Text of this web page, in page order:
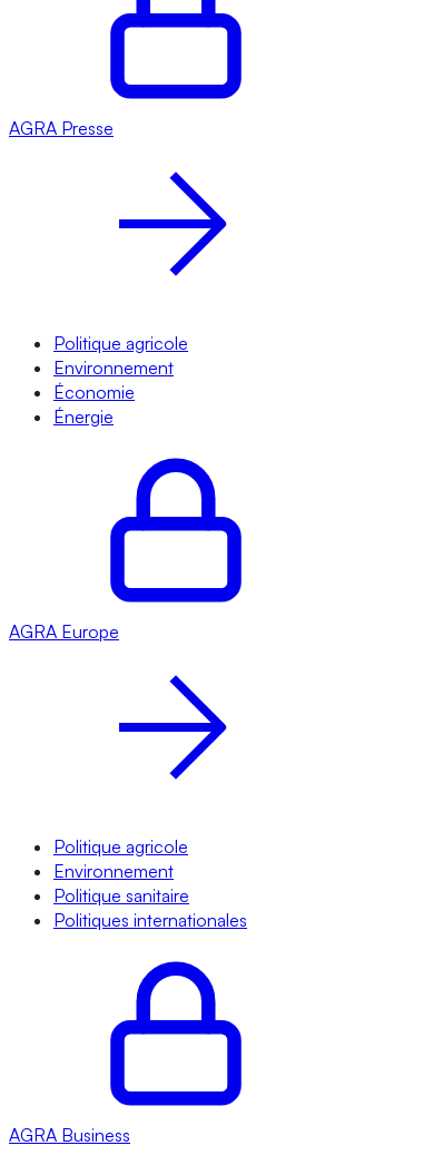
AGRA Presse
Politique agricole
Environnement
Économie
Énergie
AGRA Europe
Politique agricole
Environnement
Politique sanitaire
Politiques internationales
AGRA Business